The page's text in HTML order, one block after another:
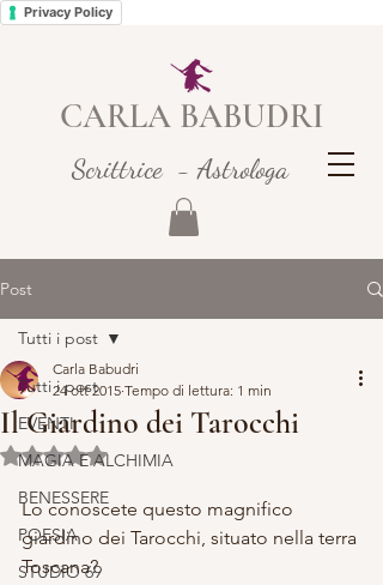
Privacy Policy
CARLA BABUDRI
Scrittrice - Astrologa
Post
Tutti i post
EVENTI
MAGIA E ALCHIMIA
BENESSERE
POESIA
STUDIO 69
Tutti i post
Il Giardino dei Tarocchi
Carla Babudri
24 ott 2015 Tempo di lettura: 1 min
Valutazione NaN stelle su 5.
Lo conoscete questo magnifico
giardino dei Tarocchi, situato nella terra
Toscana?